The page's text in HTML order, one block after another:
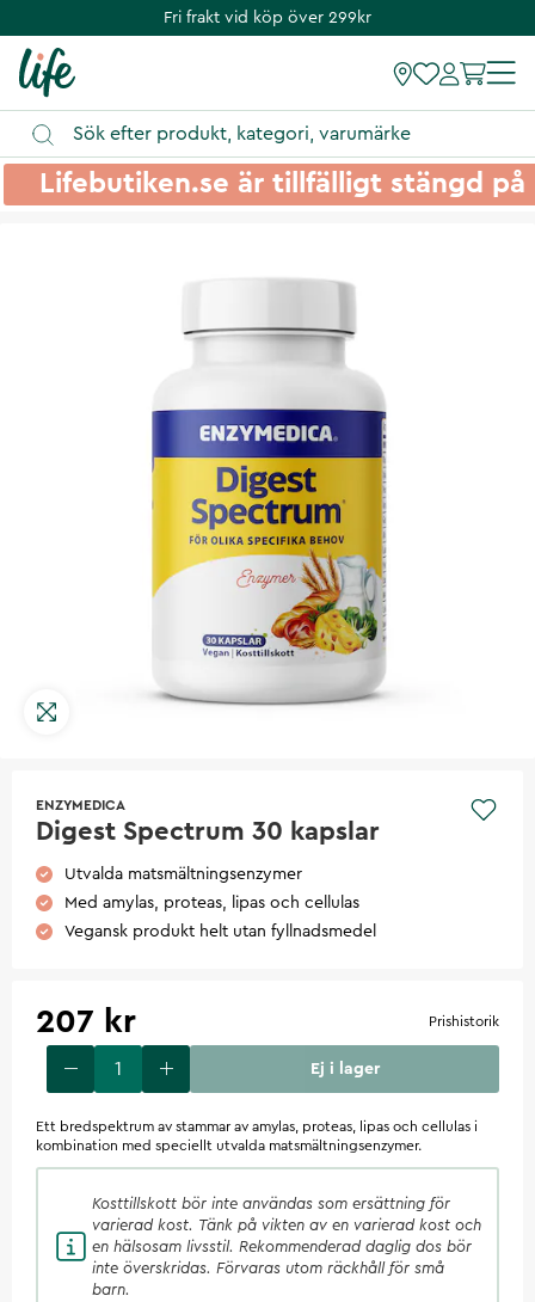
Fri frakt vid köp över 299kr
Lifebutiken.se är tillfälligt stängd
ENZYMEDICA
Digest Spectrum 30 kapslar
Utvalda matsmältningsenzymer
Med amylas, proteas, lipas och cellulas
Vegansk produkt helt utan fyllnadsmedel
207 kr Prishistorik
Ej i lager
Ett bredspektrum av stammar av amylas, proteas, lipas och cellulas i
kombination med speciellt utvalda matsmältningsenzymer.
Kosttillskott bör inte användas som ersättning för
varierad kost. Tänk på vikten av en varierad kost och
en hälsosam livsstil. Rekommenderad daglig dos bör
inte överskridas. Förvaras utom räckhåll för små
barn.